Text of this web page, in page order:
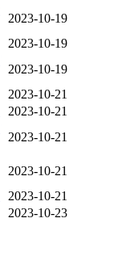
2023-10-19
2023-10-19
2023-10-19
2023-10-21
2023-10-21
2023-10-21
2023-10-21
2023-10-21
2023-10-23